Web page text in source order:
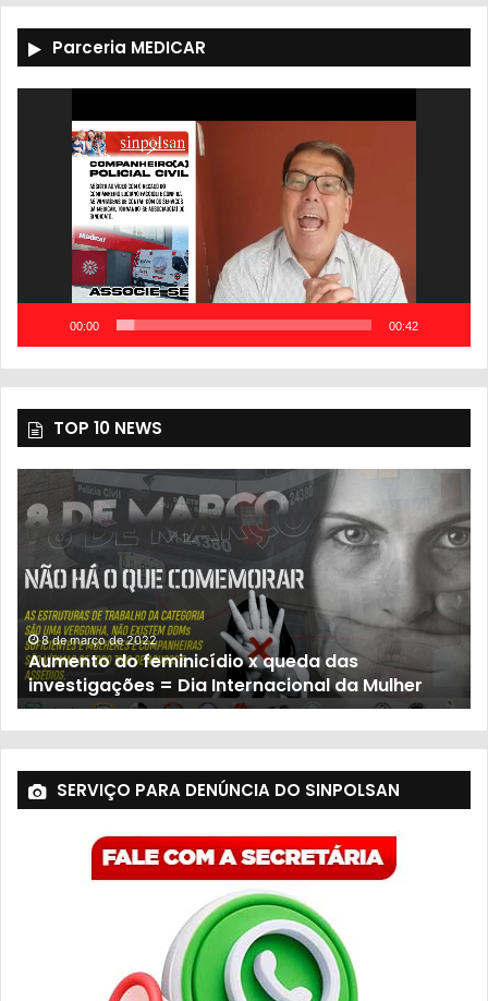
Parceria MEDICAR
00:00 00:42
TOP 10 NEWS
8 de março de 2022
Aumento do feminicídio x queda das
investigações = Dia Internacional da Mulher
SERVIÇO PARA DENÚNCIA DO SINPOLSAN